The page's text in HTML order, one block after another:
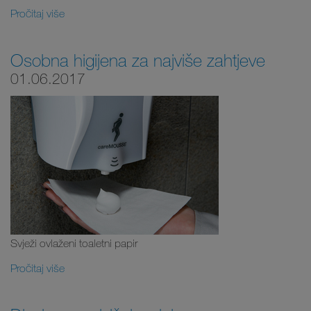
Pročitaj više
Osobna higijena za najviše zahtjeve
01.06.2017
Svježi ovlaženi toaletni papir
Pročitaj više